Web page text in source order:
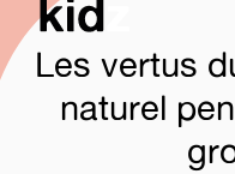
Les vertus
naturel